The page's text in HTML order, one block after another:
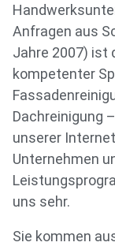
Anfragen aus
Jahre 2007) ist
kompetenter
Dachreinigung
unserer
Unternehmen
uns sehr.
Sie kommen